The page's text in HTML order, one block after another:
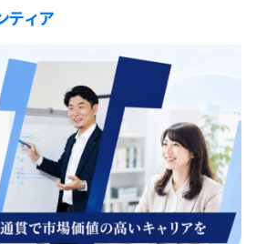
ティア